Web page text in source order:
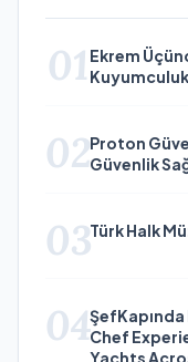
01 Ekrem
02Proton
Güvenlik
03Türk Halk
04Chef
Yachts